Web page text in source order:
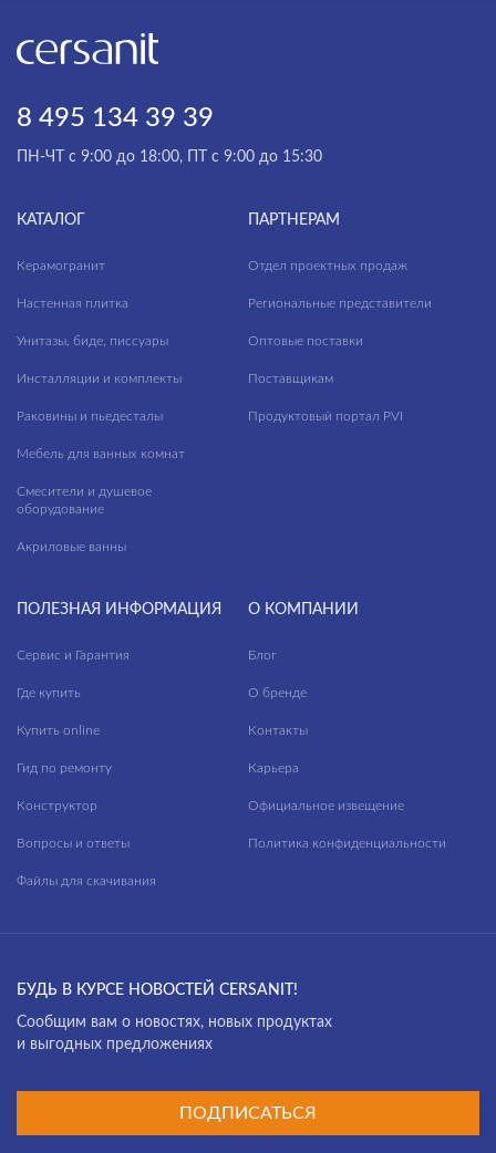
8 495 134 39 39
ПН-ЧТ с 9:00 до 18:00, ПТ с 9:00 до 15:30
КАТАЛОГ
Керамогранит
Настенная плитка
Унитазы, биде, писсуары
Инсталляции и комплекты
Раковины и пьедесталы
Мебель для ванных комнат
Смесители и душевое
оборудование
Акриловые ванны
ПАРТНЕРАМ
Отдел проектных продаж
Региональные представители
Оптовые поставки
Поставщикам
Продуктовый портал PVI
ПОЛЕЗНАЯ ИНФОРМАЦИЯ
Сервис и Гарантия
Где купить
Купить online
Гид по ремонту
Конструктор
Вопросы и ответы
Файлы для скачивания
О КОМПАНИИ
Блог
О бренде
Контакты
Карьера
Официальное извещение
Политика конфиденциальности
БУДЬ В КУРСЕ НОВОСТЕЙ CERSANIT!
Cообщим вам о новостях, новых продуктах
и выгодных предложениях
ПОДПИСАТЬСЯ